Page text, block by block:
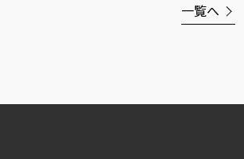
一覧へ